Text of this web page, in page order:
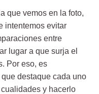
que vemos en la foto,
intentemos evitar
entre
lugar a que surja el
Por eso, es
destaque cada uno
y hacerlo